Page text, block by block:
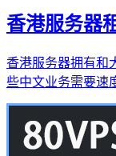
香港服务器
香港服务器拥有和
些中文业务需要速